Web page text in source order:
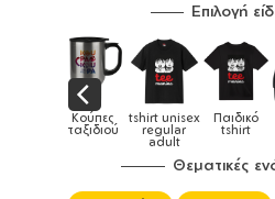
Επιλογή
Κούπες
ταξιδιού
tshirt unisex
regular
adult
Παιδικό
tshirt
Θεματικές